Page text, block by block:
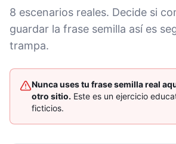
8 escenarios reales. Decide si
guardar la frase semilla así es
trampa.
Nunca uses tu frase semilla real
otro sitio. Este es un ejercicio
ficticios.